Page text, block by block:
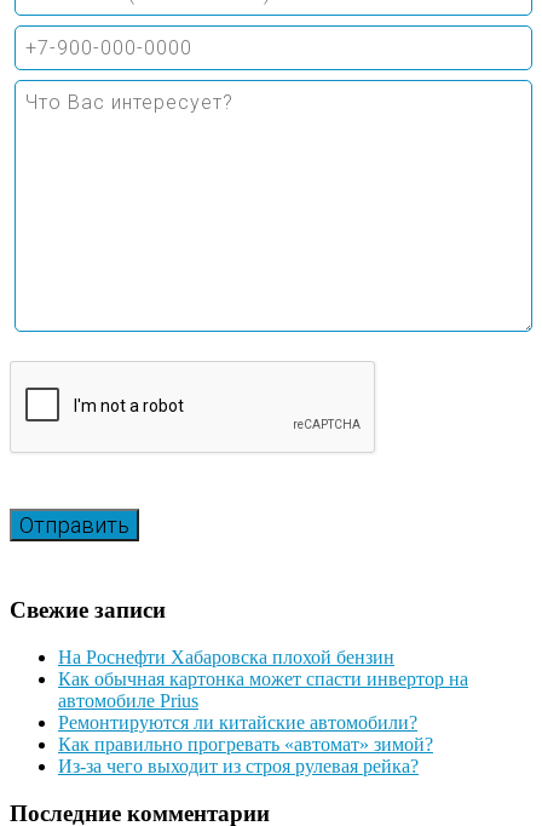
Свежие записи
На Роснефти Хабаровска плохой бензин
Как обычная картонка может спасти инвертор на
автомобиле Prius
Ремонтируются ли китайские автомобили?
Как правильно прогревать «автомат» зимой?
Из-за чего выходит из строя рулевая рейка?
Последние комментарии